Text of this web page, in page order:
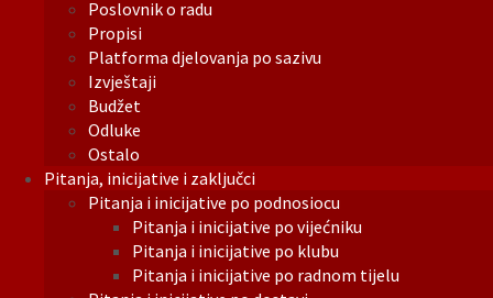
Poslovnik o radu
Propisi
Platforma djelovanja po sazivu
Izvještaji
Budžet
Odluke
Ostalo
Pitanja, inicijative i zaključci
Pitanja i inicijative po podnosiocu
Pitanja i inicijative po vijećniku
Pitanja i inicijative po klubu
Pitanja i inicijative po radnom tijelu